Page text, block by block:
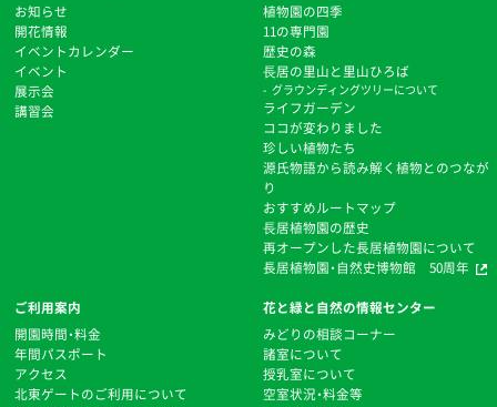
お知らせ
開花情報
イベントカレンダー
イベント
展示会
講習会
植物園の四季
11の専門園
歴史の森
⻑居の里山と里山ひろば
グラウンディングツリーについて
ライフガーデン
ココが変わりました
珍しい植物たち
源氏物語から読み解く植物とのつなが
り
おすすめルートマップ
⻑居植物園の歴史
再オープンした長居植物園について
長居植物園・自然史博物館 50周年
ご利用案内
開園時間・料金
年間パスポート
アクセス
北東ゲートのご利用について
花と緑と自然の情報センター
みどりの相談コーナー
諸室について
授乳室について
空室状況・料金等